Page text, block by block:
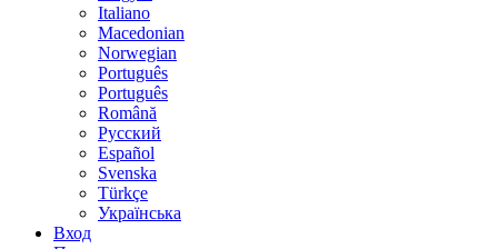
Italiano
Macedonian
Norwegian
Português
Português
Română
Русский
Español
Svenska
Türkçe
Українська
Вход